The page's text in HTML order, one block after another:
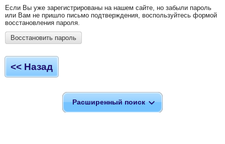
Если Вы уже зарегистрированы на нашем сайте, но забыли пароль
или Вам не пришло письмо подтверждения, воспользуйтесь формой
восстановления пароля.
Восстановить пароль
<< Назад
Расширенный поиск